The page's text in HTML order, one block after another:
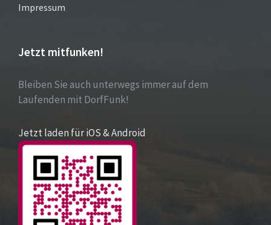
Impressum
Jetzt mitfunken!
Bleiben Sie auch unterwegs immer auf dem
Laufenden mit DorfFunk!
Jetzt laden für iOS & Android